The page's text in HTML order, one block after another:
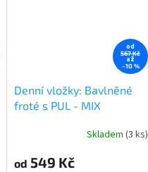
od
567 Kč
až
–10 %
Denní vložky: Bavlněné
froté s PUL - MIX
produktu
Skladem(3 ks)
od 549 Kč